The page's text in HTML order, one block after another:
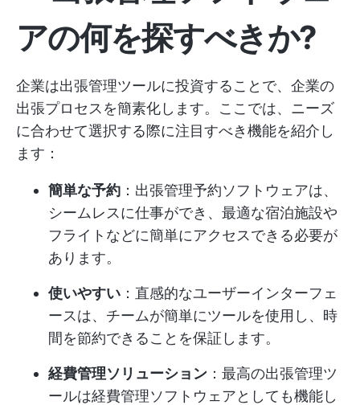
アの何を探すべきか?
企業は出張管理ツールに投資することで、企業の
出張プロセスを簡素化します。ここでは、ニーズ
に合わせて選択する際に注目すべき機能を紹介し
ます：
簡単な予約 ：出張管理予約ソフトウェアは、
シームレスに仕事ができ、最適な宿泊施設や
フライトなどに簡単にアクセスできる必要が
あります。
使いやすい ：直感的なユーザーインターフェ
ースは、チームが簡単にツールを使用し、時
間を節約できることを保証します。
経費管理ソリューション ：最高の出張管理ツ
ールは経費管理ソフトウェアとしても機能し